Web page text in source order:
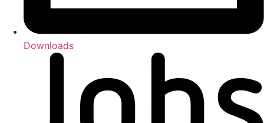
Downloads